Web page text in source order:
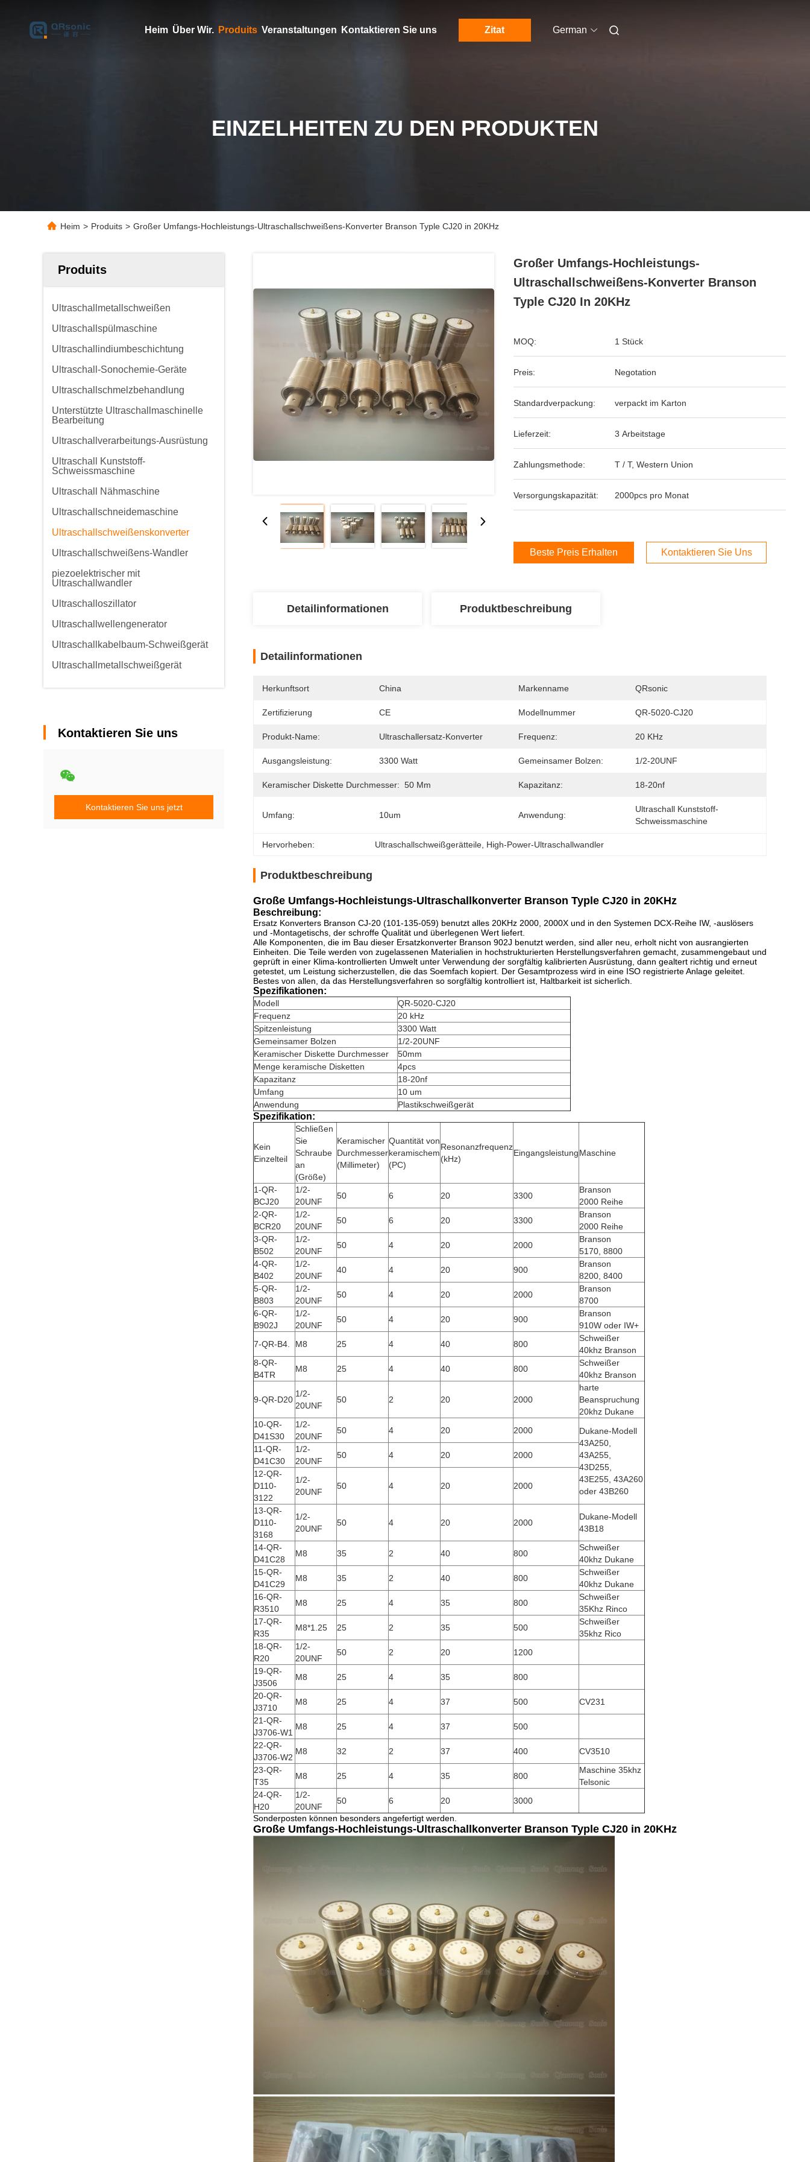
Heim Über Wir. Produits Veranstaltungen Kontaktieren Sie uns Zitat German
EINZELHEITEN ZU DEN PRODUKTEN
Heim > Produits > Großer Umfangs-Hochleistungs-Ultraschallschweißens-Konverter Branson Typle CJ20 in 20KHz
Produits
Ultraschallmetallschweißen
Ultraschallspülmaschine
Ultraschallindiumbeschichtung
Ultraschall-Sonochemie-Geräte
Ultraschallschmelzbehandlung
Unterstützte Ultraschallmaschinelle
Bearbeitung
Ultraschallverarbeitungs-Ausrüstung
Ultraschall Kunststoff-
Schweissmaschine
Ultraschall Nähmaschine
Ultraschallschneidemaschine
Ultraschallschweißenskonverter
Ultraschallschweißens-Wandler
piezoelektrischer mit
Ultraschallwandler
Ultraschalloszillator
Ultraschallwellengenerator
Ultraschallkabelbaum-Schweißgerät
Ultraschallmetallschweißgerät
Kontaktieren Sie uns
Kontaktieren Sie uns jetzt
Großer Umfangs-Hochleistungs-
Ultraschallschweißens-Konverter Branson
Typle CJ20 In 20KHz
MOQ: 1 Stück
Preis: Negotation
Standardverpackung: verpackt im Karton
Lieferzeit: 3 Arbeitstage
Zahlungsmethode: T / T, Western Union
Versorgungskapazität: 2000pcs pro Monat
Beste Preis Erhalten Kontaktieren Sie Uns
Detailinformationen Produktbeschreibung
Detailinformationen
Herkunftsort China Markenname QRsonic
Zertifizierung CE Modellnummer QR-5020-CJ20
Produkt-Name: Ultraschallersatz-Konverter Frequenz: 20 KHz
Ausgangsleistung: 3300 Watt Gemeinsamer Bolzen: 1/2-20UNF
Keramischer Diskette Durchmesser: 50 Mm Kapazitanz: 18-20nf
Umfang: 10um Anwendung:
Ultraschall Kunststoff-
Schweissmaschine
Hervorheben: Ultraschallschweißgerätteile High-Power-Ultraschallwandler
Produktbeschreibung
Große Umfangs-Hochleistungs-Ultraschallkonverter Branson Typle CJ20 in 20KHz
Beschreibung:
Ersatz Konverters Branson CJ-20 (101-135-059) benutzt alles 20KHz 2000, 2000X und in den Systemen DCX-Reihe IW, -auslösers
und -Montagetischs, der schroffe Qualität und überlegenen Wert liefert.
Alle Komponenten, die im Bau dieser Ersatzkonverter Branson 902J benutzt werden, sind aller neu, erholt nicht von ausrangierten
Einheiten. Die Teile werden von zugelassenen Materialien in hochstrukturierten Herstellungsverfahren gemacht, zusammengebaut und
geprüft in einer Klima-kontrollierten Umwelt unter Verwendung der sorgfältig kalibrierten Ausrüstung, dann gealtert richtig und erneut
getestet, um Leistung sicherzustellen, die das Soemfach kopiert. Der Gesamtprozess wird in eine ISO registrierte Anlage geleitet.
Bestes von allen, da das Herstellungsverfahren so sorgfältig kontrolliert ist, Haltbarkeit ist sicherlich.
Spezifikationen:
Modell
QR-5020-CJ20
Frequenz
20 kHz
Spitzenleistung
3300 Watt
Gemeinsamer Bolzen
1/2-20UNF
Keramischer Diskette Durchmesser
50mm
Menge keramische Disketten
4pcs
Kapazitanz
18-20nf
Umfang
10 um
Anwendung
Plastikschweißgerät
Spezifikation:
Kein
Einzelteil
Schließen
Sie
Schraube
an
(Größe)
Keramischer
Durchmesser
(Millimeter)
Quantität von
keramischem
(PC)
Resonanzfrequenz
(kHz)
EingangsleistungMaschine
1-QR-
BCJ20
1/2-
20UNF
50 6 20 3300
Branson
2000 Reihe
2-QR-
BCR20
1/2-
20UNF
50 6 20 3300
Branson
2000 Reihe
3-QR-
B502
1/2-
20UNF
50 4 20 2000
Branson
5170, 8800
4-QR-
B402
1/2-
20UNF
40 4 20 900
Branson
8200, 8400
5-QR-
B803
1/2-
20UNF
50 4 20 2000
Branson
8700
6-QR-
B902J
1/2-
20UNF
50 4 20 900
Branson
910W oder IW+
7-QR-B4.
M8 25 4 40 800
Schweißer
40khz Branson
8-QR-
B4TR
M8 25 4 40 800
Schweißer
40khz Branson
9-QR-D20
1/2-
20UNF
50 2 20 2000
harte
Beanspruchung
20khz Dukane
10-QR-
D41S30
1/2-
20UNF
50 4 20 2000
Dukane-Modell
43A250,
43A255,
43D255,
43E255, 43A260
oder 43B260
11-QR-
D41C30
1/2-
20UNF
50 4 20
2000
12-QR-
D110-
3122
1/2-
20UNF
50 4 20 2000
13-QR-
D110-
3168
1/2-
20UNF
50 4 20 2000
Dukane-Modell
43B18
14-QR-
D41C28
M8 35 2 40 800
Schweißer
40khz Dukane
15-QR-
D41C29
M8 35 2 40 800
Schweißer
40khz Dukane
16-QR-
R3510
M8 25 4 35 800
Schweißer
35Khz Rinco
17-QR-
R35
M8*1.25 25 2 35 500
Schweißer
35khz Rico
18-QR-
R20
1/2-
20UNF
50 2 20
1200
19-QR-
J3506
M8 25 4 35
800
20-QR-
J3710
M8 25 4 37 500
CV231
21-QR-
J3706-W1
M8 25 4 37
500
22-QR-
J3706-W2
M8 32 2 37 400
CV3510
23-QR-
T35
M8 25 4 35 800
Maschine 35khz
Telsonic
24-QR-
H20
1/2-
20UNF
50 6 20
3000
Sonderposten können besonders angefertigt werden.
Große Umfangs-Hochleistungs-Ultraschallkonverter Branson Typle CJ20 in 20KHz